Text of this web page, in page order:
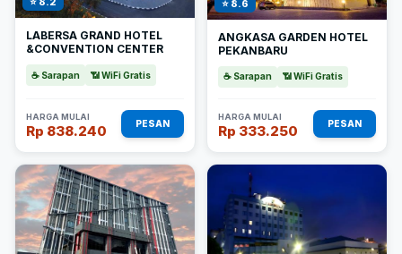
LABERSA GRAND HOTEL
&CONVENTION CENTER
☕ Sarapan 📶 WiFi Gratis
HARGA MULAI
Rp 838.240 PESAN
⭐ 8.6
ANGKASA GARDEN HOTEL
PEKANBARU
☕ Sarapan 📶 WiFi Gratis
HARGA MULAI
Rp 333.250 PESAN